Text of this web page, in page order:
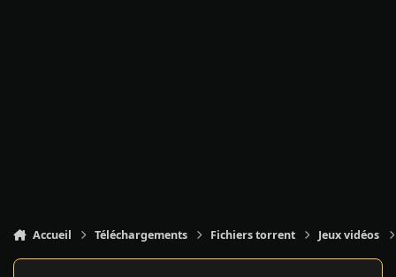
Accueil Téléchargements Fichiers torrent Jeux vidéos